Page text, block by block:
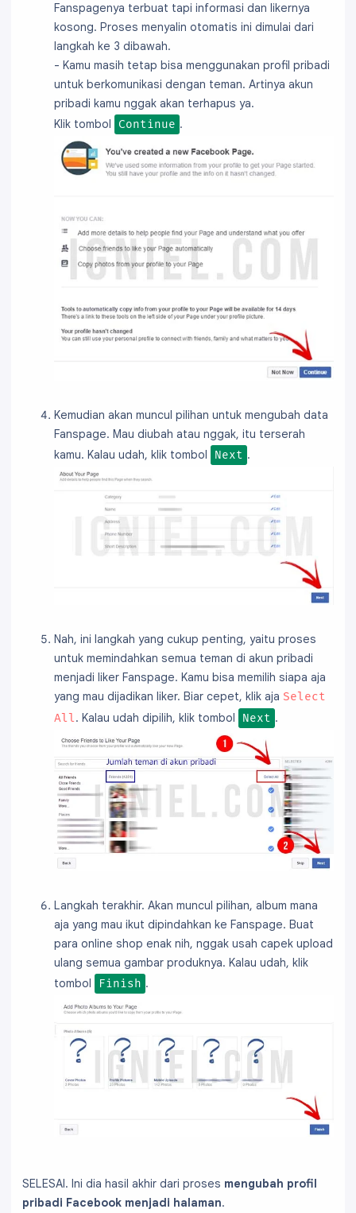
Fanspagenya terbuat tapi informasi dan likernya
kosong. Proses menyalin otomatis ini dimulai dari
langkah ke 3 dibawah.
- Kamu masih tetap bisa menggunakan profil pribadi
untuk berkomunikasi dengan teman. Artinya akun
pribadi kamu nggak akan terhapus ya.
Klik tombol
Continue .
Kemudian akan muncul pilihan untuk mengubah data
Fanspage. Mau diubah atau nggak, itu terserah
kamu. Kalau udah, klik tombol
Next .
Nah, ini langkah yang cukup penting, yaitu proses
untuk memindahkan semua teman di akun pribadi
menjadi liker Fanspage. Kamu bisa memilih siapa aja
yang mau dijadikan liker. Biar cepet, klik aja Select
All. Kalau udah dipilih, klik tombol Next .
Langkah terakhir. Akan muncul pilihan, album mana
aja yang mau ikut dipindahkan ke Fanspage. Buat
para online shop enak nih, nggak usah capek upload
ulang semua gambar produknya. Kalau udah, klik
tombol
Finish .
SELESAI. Ini dia hasil akhir dari proses mengubah profil
pribadi Facebook menjadi halaman.